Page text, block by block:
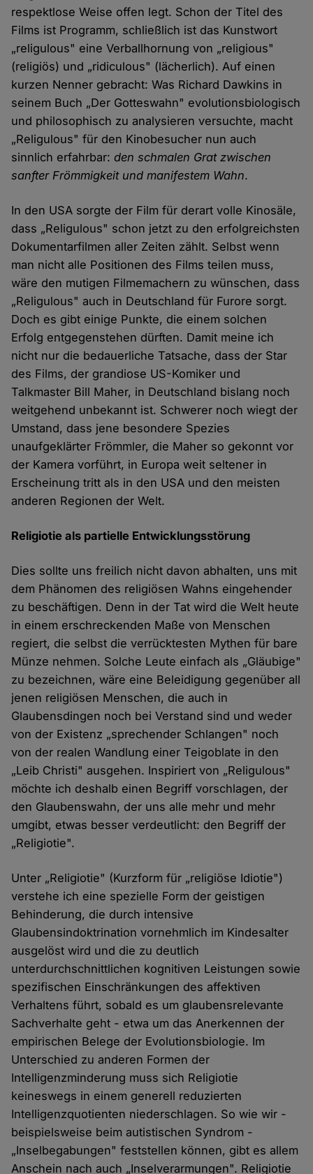
respektlose Weise offen legt. Schon der Titel des
Films ist Programm, schließlich ist das Kunstwort
„religulous" eine Verballhornung von „religious"
(religiös) und „ridiculous" (lächerlich). Auf einen
kurzen Nenner gebracht: Was Richard Dawkins in
seinem Buch „Der Gotteswahn" evolutionsbiologisch
und philosophisch zu analysieren versuchte, macht
„Religulous" für den Kinobesucher nun auch
sinnlich erfahrbar:den schmalen Grat zwischen
sanfter Frömmigkeit und manifestem Wahn.
In den USA sorgte der Film für derart volle Kinosäle,
dass „Religulous" schon jetzt zu den erfolgreichsten
Dokumentarfilmen aller Zeiten zählt. Selbst wenn
man nicht alle Positionen des Films teilen muss,
wäre den mutigen Filmemachern zu wünschen, dass
„Religulous" auch in Deutschland für Furore sorgt.
Doch es gibt einige Punkte, die einem solchen
Erfolg entgegenstehen dürften. Damit meine ich
nicht nur die bedauerliche Tatsache, dass der Star
des Films, der grandiose US-Komiker und
Talkmaster Bill Maher, in Deutschland bislang noch
weitgehend unbekannt ist. Schwerer noch wiegt der
Umstand, dass jene besondere Spezies
unaufgeklärter Frömmler, die Maher so gekonnt vor
der Kamera vorführt, in Europa weit seltener in
Erscheinung tritt als in den USA und den meisten
anderen Regionen der Welt.
Religiotie als partielle Entwicklungsstörung
Dies sollte uns freilich nicht davon abhalten, uns mit
dem Phänomen des religiösen Wahns eingehender
zu beschäftigen. Denn in der Tat wird die Welt heute
in einem erschreckenden Maße von Menschen
regiert, die selbst die verrücktesten Mythen für bare
Münze nehmen. Solche Leute einfach als „Gläubige"
zu bezeichnen, wäre eine Beleidigung gegenüber all
jenen religiösen Menschen, die auch in
Glaubensdingen noch bei Verstand sind und weder
von der Existenz „sprechender Schlangen" noch
von der realen Wandlung einer Teigoblate in den
„Leib Christi" ausgehen. Inspiriert von „Religulous"
möchte ich deshalb einen Begriff vorschlagen, der
den Glaubenswahn, der uns alle mehr und mehr
umgibt, etwas besser verdeutlicht: den Begriff der
„Religiotie".
Unter „Religiotie" (Kurzform für „religiöse Idiotie")
verstehe ich eine spezielle Form der geistigen
Behinderung, die durch intensive
Glaubensindoktrination vornehmlich im Kindesalter
ausgelöst wird und die zu deutlich
unterdurchschnittlichen kognitiven Leistungen sowie
spezifischen Einschränkungen des affektiven
Verhaltens führt, sobald es um glaubensrelevante
Sachverhalte geht - etwa um das Anerkennen der
empirischen Belege der Evolutionsbiologie. Im
Unterschied zu anderen Formen der
Intelligenzminderung muss sich Religiotie
keineswegs in einem generell reduzierten
Intelligenzquotienten niederschlagen. So wie wir -
beispielsweise beim autistischen Syndrom -
„Inselbegabungen" feststellen können, gibt es allem
Anschein nach auch „Inselverarmungen". Religiotie